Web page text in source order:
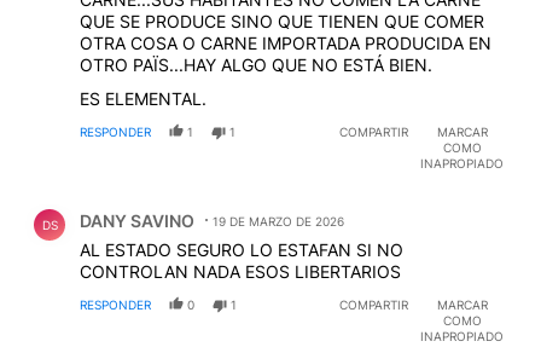
QUE SE PRODUCE SINO QUE TIENEN QUE COMER
OTRA COSA O CARNE IMPORTADA PRODUCIDA EN
OTRO PAÏS...HAY ALGO QUE NO ESTÁ BIEN.
ES ELEMENTAL.
RESPONDER 1 1 COMPARTIR
MARCAR
COMO
INAPROPIADO
DS DANY SAVINO 19 DE MARZO DE 2026
AL ESTADO SEGURO LO ESTAFAN SI NO
CONTROLAN NADA ESOS LIBERTARIOS
RESPONDER 0 1 COMPARTIR
MARCAR
COMO
INAPROPIADO